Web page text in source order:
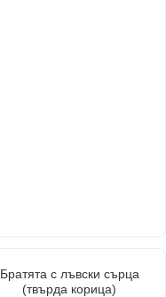
Братята с лъвски сърца
(твърда корица)